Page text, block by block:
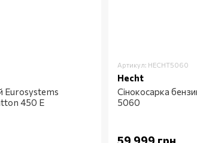
Eurosystems
450 E
Артикул: HECHT5060
Hecht
Сінокосарка
5060